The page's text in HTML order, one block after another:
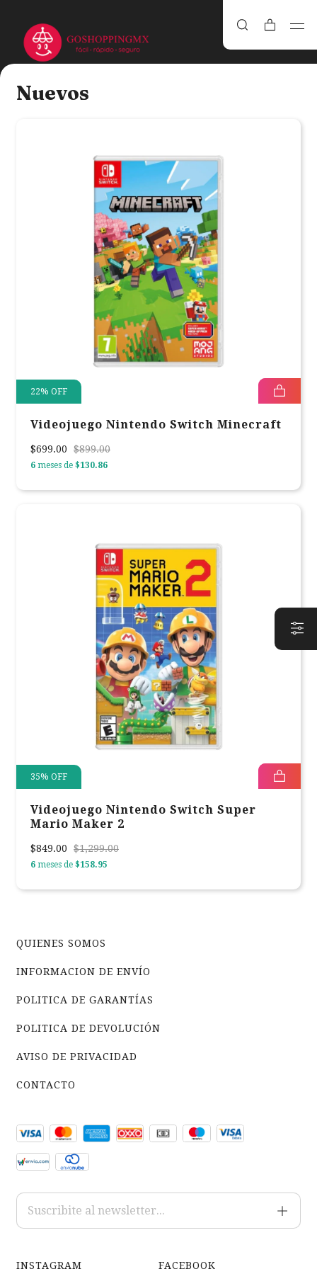
Nuevos
22% OFF
Videojuego Nintendo Switch Minecraft
$699.00 $899.00
6 meses de $130.86
35% OFF
Videojuego Nintendo Switch Super
Mario Maker 2
$849.00 $1,299.00
6 meses de $158.95
QUIENES SOMOS
INFORMACION DE ENVÍO
POLITICA DE GARANTÍAS
POLITICA DE DEVOLUCIÓN
AVISO DE PRIVACIDAD
CONTACTO
INSTAGRAM FACEBOOK